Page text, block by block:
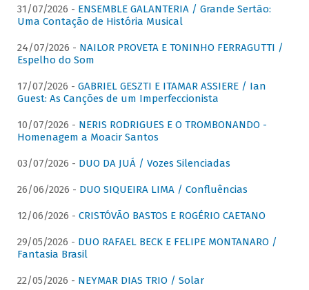
31/07/2026 - ENSEMBLE GALANTERIA / Grande Sertão:
Uma Contação de História Musical
24/07/2026 - NAILOR PROVETA E TONINHO FERRAGUTTI /
Espelho do Som
17/07/2026 - GABRIEL GESZTI E ITAMAR ASSIERE / Ian
Guest: As Canções de um Imperfeccionista
10/07/2026 - NERIS RODRIGUES E O TROMBONANDO -
Homenagem a Moacir Santos
03/07/2026 - DUO DA JUÁ / Vozes Silenciadas
26/06/2026 - DUO SIQUEIRA LIMA / Confluências
12/06/2026 - CRISTÓVÃO BASTOS E ROGÉRIO CAETANO
29/05/2026 - DUO RAFAEL BECK E FELIPE MONTANARO /
Fantasia Brasil
22/05/2026 - NEYMAR DIAS TRIO / Solar